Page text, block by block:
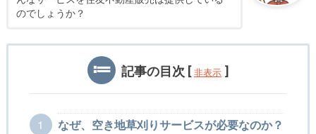
のでしょうか？
記事の目次 [ 非表示 ]
1 なぜ、空き地草刈りサービスが必要なのか？